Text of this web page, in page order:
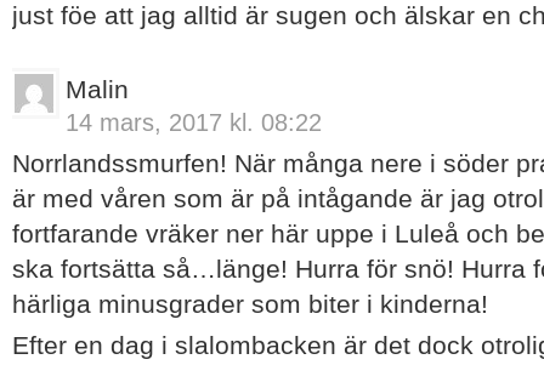
just föe att jag alltid är sugen och älskar en
Malin
14 mars, 2017 kl. 08:22
Norrlandssmurfen! När många nere i söder
är med våren som är på intågande är jag
fortfarande vräker ner här uppe i Luleå och
ska fortsätta så…länge! Hurra för snö! Hurra
härliga minusgrader som biter i kinderna!
Efter en dag i slalombacken är det dock